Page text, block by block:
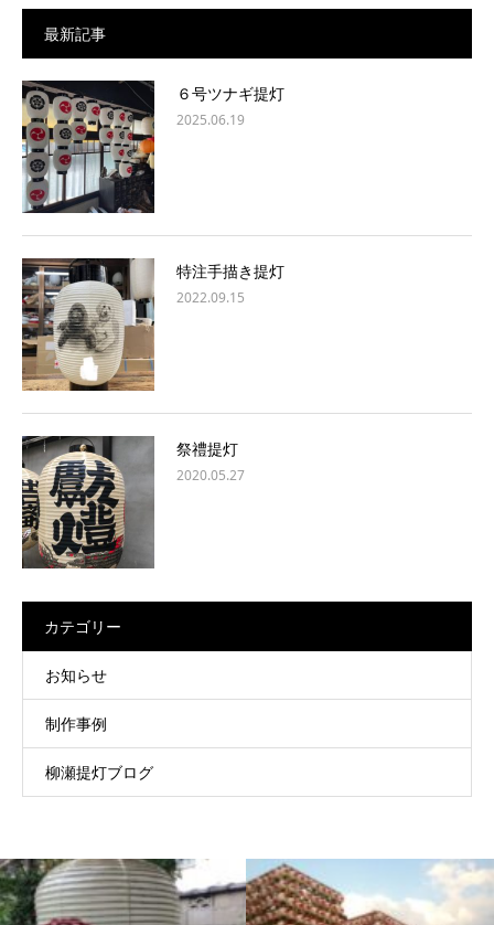
最新記事
６号ツナギ提灯
2025.06.19
特注手描き提灯
2022.09.15
祭禮提灯
2020.05.27
カテゴリー
お知らせ
制作事例
柳瀬提灯ブログ